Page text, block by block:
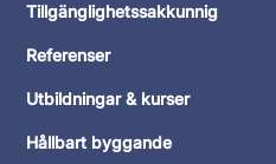
Tillgänglighetssakkunnig
Referenser
Utbildningar & kurser
Hållbart byggande